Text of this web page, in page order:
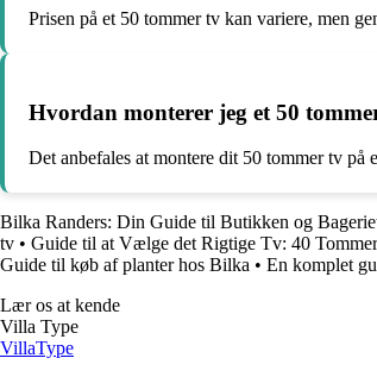
Prisen på et 50 tommer tv kan variere, men
Hvordan monterer jeg et 50
Det anbefales at montere dit 50 tommer tv
Bilka Randers: Din Guide til Butikken og
tv • Guide til at Vælge det Rigtige Tv: 40
Guide til køb af planter hos Bilka • En komplet
Lær os at kende
Villa Type
VillaType